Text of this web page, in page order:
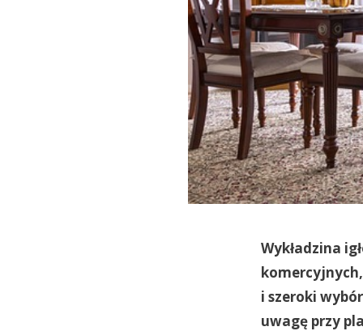
Wykładzina
i szeroki
uwagę przy